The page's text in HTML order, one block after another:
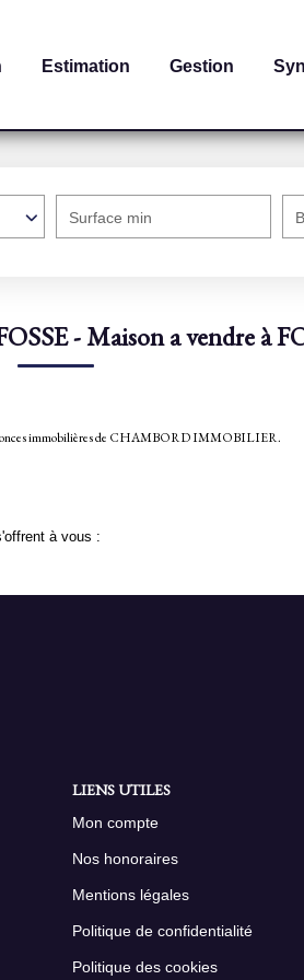
Estimation Gestion
Surface min
- Maison a vendre à
immobilières de CHAMBORD IMMOBILIER.
à vous :
LIENS UTILES
Mon compte
Nos honoraires
Mentions légales
Politique de confidentialité
Politique des cookies